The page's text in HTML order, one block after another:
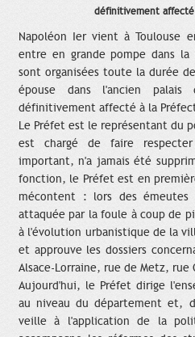
définitivement
Napoléon Ier vient à Toulouse
entre en grande pompe dans
sont organisées toute la durée
épouse dans l'ancien
définitivement affecté à la
Le Préfet est le représentant du
est chargé de faire
important, n'a jamais été
fonction, le Préfet est en
mécontent : lors des
attaquée par la foule à coup de
à l'évolution urbanistique de la
et approuve les dossiers
Alsace-Lorraine, rue de Metz, rue
Aujourd'hui, le Préfet dirige
au niveau du département et,
veille à l'application de la